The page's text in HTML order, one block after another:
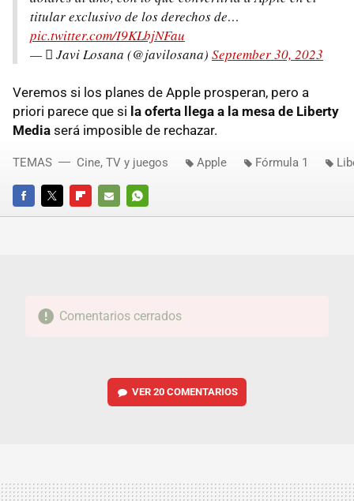
titular exclusivo de los derechos de…
pic.twitter.com/I9KLbjNFau
—  Javi Losana (@javilosana) September 30, 2023
Veremos si los planes de Apple prosperan, pero a
priori parece que si la oferta llega a la mesa de Liberty
Media será imposible de rechazar.
FACEBOOKTWITTERFLIPBOARD
E-
WHATSAPP
TEMAS Cine, TV y juegos Apple Fórmula 1
Comentarios cerrados
VER 20 COMENTARIOS